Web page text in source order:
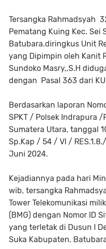
Tersangka Rahmadsyah
Pematang Kuing Kec. Sei
Batubara.diringkus Unit
yang Dipimpin oleh Kanit
Sundoko Masry,,S.H
dengan Pasal 363 dari
Berdasarkan laporan
SPKT / Polsek Indrapura
Sumatera Utara, tanggal
Sp.Kap / 54 / VI /
Juni 2024.
Kejadiannya pada hari
wib, tersangka
Tower Telekomunikasi
(BMG) dengan Nomor ID
yang terletak di Dusun I
Suka Kabupaten.